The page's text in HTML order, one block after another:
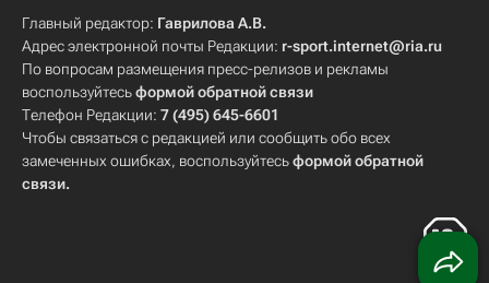
Главный редактор: Гаврилова А.В.
Адрес электронной почты Редакции: r-sport.internet@ria.ru
По вопросам размещения пресс-релизов и рекламы
воспользуйтесьформой обратной связи
Телефон Редакции: 7 (495) 645-6601
Чтобы связаться с редакцией или сообщить обо всех
замеченных ошибках, воспользуйтесьформой обратной
связи.